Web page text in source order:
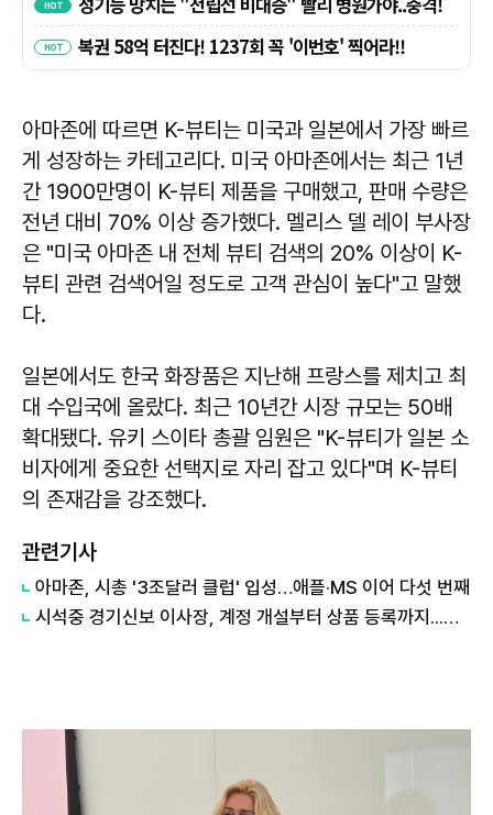
아마존에 따르면 K-뷰티는 미국과 일본에서 가장 빠르
게 성장하는 카테고리다. 미국 아마존에서는 최근 1년
간 1900만명이 K-뷰티 제품을 구매했고, 판매 수량은
전년 대비 70% 이상 증가했다. 멜리스 델 레이 부사장
은 "미국 아마존 내 전체 뷰티 검색의 20% 이상이 K-
뷰티 관련 검색어일 정도로 고객 관심이 높다"고 말했
다.
일본에서도 한국 화장품은 지난해 프랑스를 제치고 최
대 수입국에 올랐다. 최근 10년간 시장 규모는 50배
확대됐다. 유키 스이타 총괄 임원은 "K-뷰티가 일본 소
비자에게 중요한 선택지로 자리 잡고 있다"며 K-뷰티
의 존재감을 강조했다.
관련기사
아마존, 시총 '3조달러 클럽' 입성…애플·MS 이어 다섯 번째
시석중 경기신보 이사장, 계정 개설부터 상품 등록까지...소상공인 아마존 진출 돕는다